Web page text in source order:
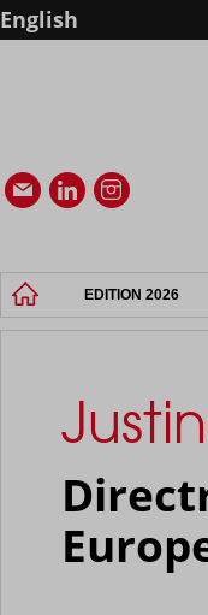
English
EDITION 2026